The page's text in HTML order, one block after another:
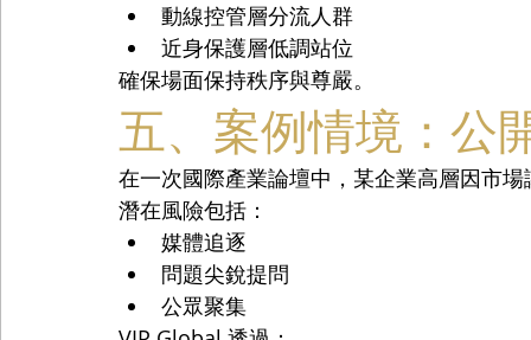
動線控管層分流人群
近身保護層低調站位
確保場面保持秩序與尊嚴。
五、案例情境：公
在一次國際產業論壇中，某企業高層因市
潛在風險包括：
媒體追逐
問題尖銳提問
公眾聚集